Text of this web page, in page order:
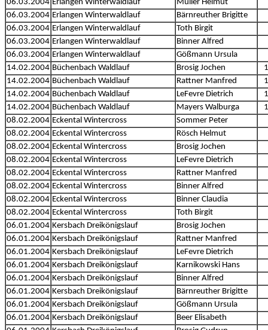
06.03.2004 Erlangen Winterwaldlauf
Müller Helmut
06.03.2004 Erlangen Winterwaldlauf
Bärnreuther Brigitte
06.03.2004 Erlangen Winterwaldlauf
Toth Birgit
06.03.2004 Erlangen Winterwaldlauf
Binner Alfred
06.03.2004 Erlangen Winterwaldlauf
Gößmann Ursula
14.02.2004 Büchenbach Waldlauf Brosig Jochen
14.02.2004 Büchenbach Waldlauf Rattner Manfred
14.02.2004 Büchenbach Waldlauf LeFevre Dietrich
14.02.2004 Büchenbach Waldlauf Mayers Walburga
08.02.2004 Eckental Wintercross
Sommer Peter
08.02.2004 Eckental Wintercross
Rösch Helmut
08.02.2004 Eckental Wintercross
Brosig Jochen
08.02.2004 Eckental Wintercross
LeFevre Dietrich
08.02.2004 Eckental Wintercross
Rattner Manfred
08.02.2004 Eckental Wintercross
Binner Alfred
08.02.2004 Eckental Wintercross
Binner Claudia
08.02.2004 Eckental Wintercross
Toth Birgit
06.01.2004 Kersbach Dreikönigslauf
Brosig Jochen
06.01.2004 Kersbach Dreikönigslauf
Rattner Manfred
06.01.2004 Kersbach Dreikönigslauf
LeFevre Dietrich
06.01.2004 Kersbach Dreikönigslauf
Karnikowski Hans
06.01.2004 Kersbach Dreikönigslauf
Binner Alfred
06.01.2004 Kersbach Dreikönigslauf
Bärnreuther Brigitte
06.01.2004 Kersbach Dreikönigslauf
Gößmann Ursula
06.01.2004 Kersbach Dreikönigslauf
Beer Elisabeth